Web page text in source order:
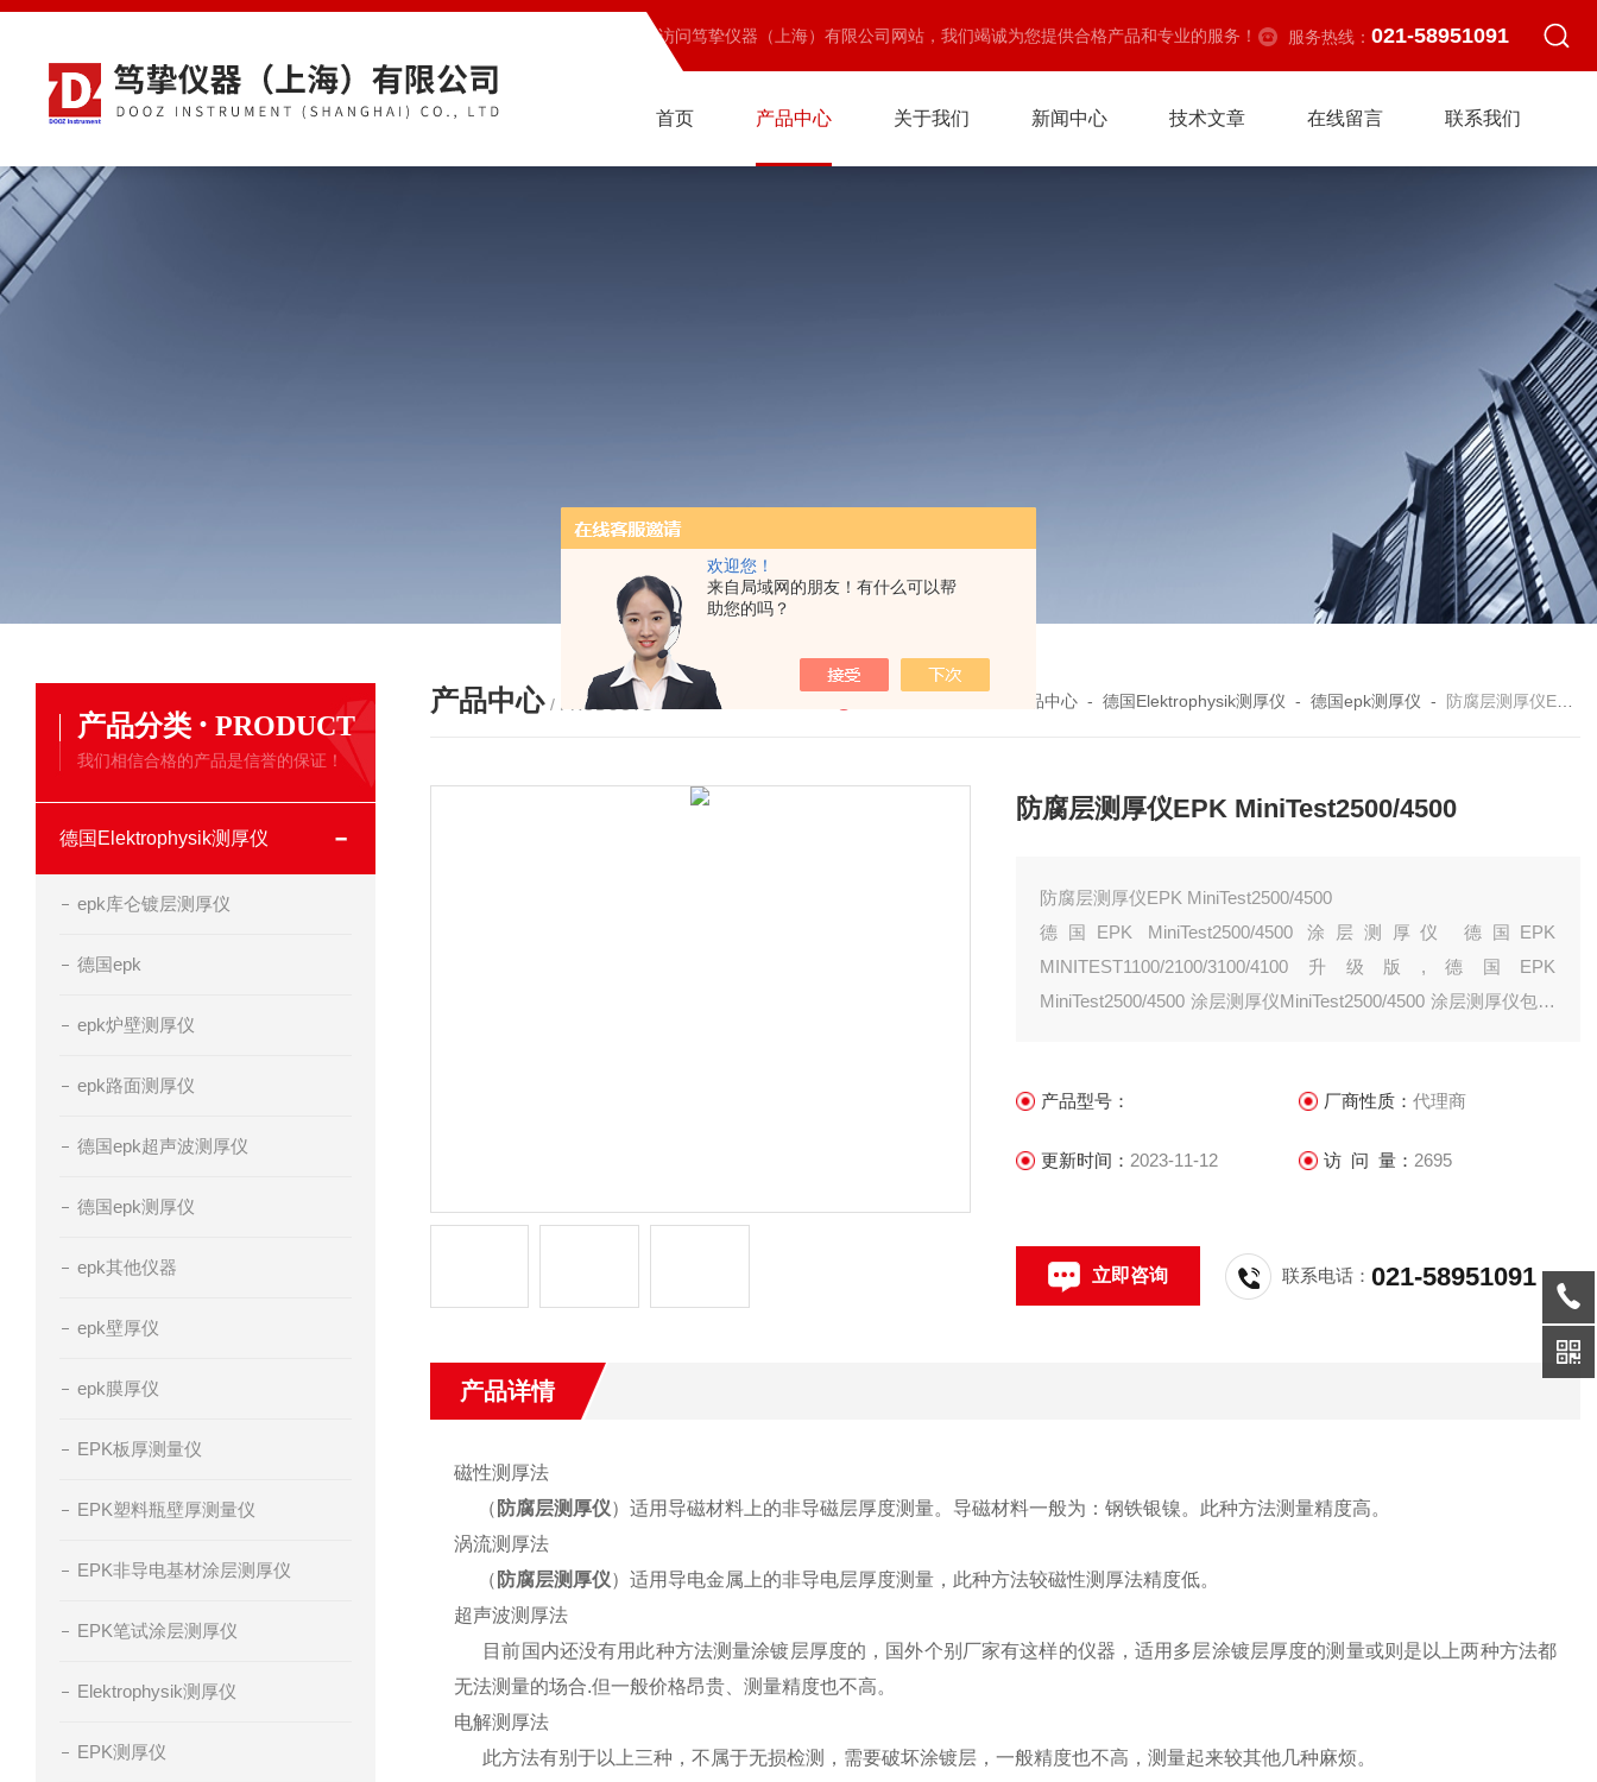
欢迎您！
来自局域网的朋友！有什么可以帮
助您的吗？
欢迎访问笃挚仪器（上海）有限公司网站，我们竭诚为您提供合格产品和专业的服务！ 服务热线： 021-58951091
首页 产品中心 关于我们 新闻中心 技术文章 在线留言 联系我们
产品分类 · PRODUCT
我们相信合格的产品是信誉的保证！
德国Elektrophysik测厚仪
epk库仑镀层测厚仪
德国epk
epk炉壁测厚仪
epk路面测厚仪
德国epk超声波测厚仪
德国epk测厚仪
epk其他仪器
epk壁厚仪
epk膜厚仪
EPK板厚测量仪
EPK塑料瓶壁厚测量仪
EPK非导电基材涂层测厚仪
EPK笔试涂层测厚仪
Elektrophysik测厚仪
EPK测厚仪
产品中心 / PRODUCTS 产品中心 -德国Elektrophysik测厚仪 -德国epk测厚仪 - 防腐层测厚仪EPK MiniTest2500/4500
防腐层测厚仪EPK MiniTest2500/4500
防腐层测厚仪EPK MiniTest2500/4500
德国EPK MiniTest2500/4500 涂层测厚仪 德国EPK
MINITEST1100/2100/3100/4100升级版,德国EPK
MiniTest2500/4500 涂层测厚仪MiniTest2500/4500 涂层测厚仪包括
产品型号： 厂商性质： 代理商
更新时间： 2023-11-12 访 问 量： 2695
立即咨询 联系电话：021-58951091
产品详情
磁性测厚法
（ 防腐层测厚仪）适用导磁材料上的非导磁层厚度测量。导磁材料一般为：钢铁银镍。此种方法测量精度高。
涡流测厚法
（ 防腐层测厚仪）适用导电金属上的非导电层厚度测量，此种方法较磁性测厚法精度低。
超声波测厚法
目前国内还没有用此种方法测量涂镀层厚度的，国外个别厂家有这样的仪器，适用多层涂镀层厚度的测量或则是以上两种方法都
无法测量的场合.但一般价格昂贵、测量精度也不高。
电解测厚法
此方法有别于以上三种，不属于无损检测，需要破坏涂镀层，一般精度也不高，测量起来较其他几种麻烦。